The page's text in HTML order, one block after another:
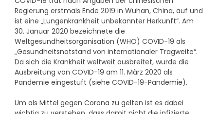
Regierung erstmals Ende 2019 in Wuhan, China, auf und
ist eine „Lungenkrankheit unbekannter Herkunft“. Am
30. Januar 2020 bezeichnete die
Weltgesundheitsorganisation (WHO) COVID-19 als
„Gesundheitsnotstand von internationaler Tragweite“.
Da sich die Krankheit weltweit ausbreitet, wurde die
Ausbreitung von COVID-19 am 11. März 2020 als
Pandemie eingestuft (siehe COVID-19-Pandemie).
Um als Mittel gegen Corona zu gelten ist es dabei